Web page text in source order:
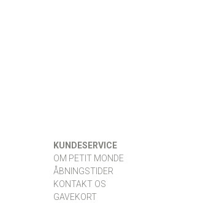
KUNDESERVICE
OM PETIT MONDE
ÅBNINGSTIDER
KONTAKT OS
GAVEKORT